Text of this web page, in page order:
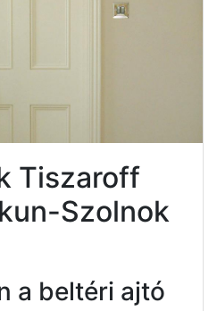
Tiszaroff
Szolnok
a beltéri ajtó